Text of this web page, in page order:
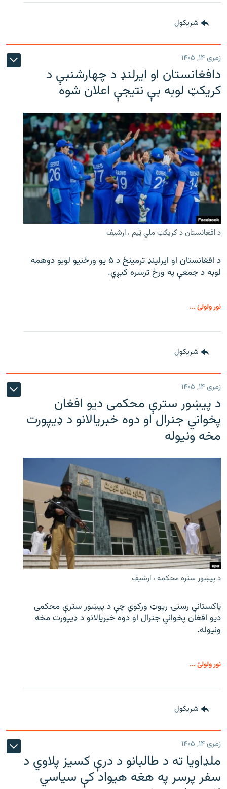
شريکول
زمری ۱۴, ۱۴۰۵
دافغانستان او ایرلنډ د چهارشنبې د
کریکټ لوبه بې نتیجې اعلان شوه
د افغانستان د کریکټ ملي ټیم ، ارشیف
د افغانستان او ایرلینډ ترمینځ د ۵ یو ورځنیو لوبو دوهمه
لوبه د جمعې په ورځ ترسره کیږي.
نور ولولئ ...
شريکول
زمری ۱۴, ۱۴۰۵
د پیښور سترې محکمی دیو افغان
پخواني جنرال او دوه خبریالانو د ډیپورت
مخه ونیوله
د پیښور ستره محکمه ، ارشیف
پاکستاني رسنۍ رپوټ ورکوي چې د پیښور سترې محکمی
دیو افغان پخواني جنرال او دوه خبریالانو د ډیپورت مخه
ونیوله.
نور ولولئ ...
شريکول
زمری ۱۴, ۱۴۰۵
ملډاویا ته د طالبانو د درې کسیز پلاوي د
سفر پرسر په هغه هیواد کې سیاسي